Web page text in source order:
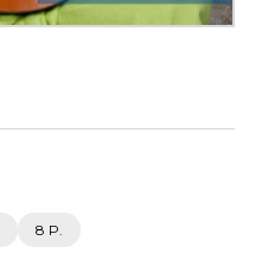
8 P.